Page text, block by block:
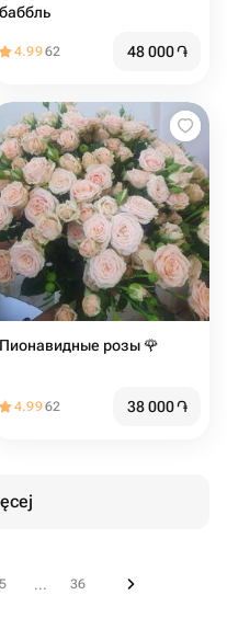
баббль
4.9962 48 000֏
Пионавидные розы 🌹
4.9962 38 000֏
5 ... 36